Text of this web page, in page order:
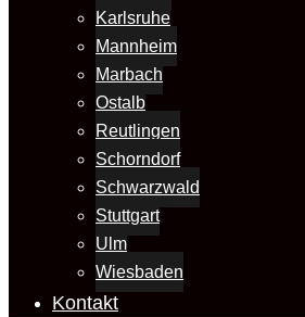
Karlsruhe
Mannheim
Marbach
Ostalb
Reutlingen
Schorndorf
Schwarzwald
Stuttgart
Ulm
Wiesbaden
Kontakt